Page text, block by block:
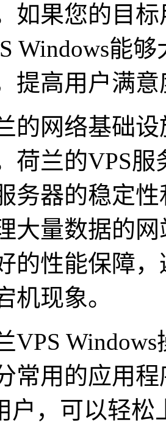
如果您的目
Windows能
提高用户满意
的网络基础
荷兰的VPS
务器的稳定
大量数据的网
的性能保障
机现象。
VPS
常用的应用
户，可以轻